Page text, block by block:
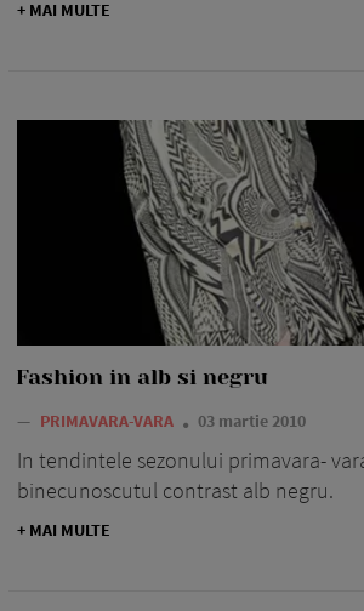
+ MAI MULTE
Fashion in alb si negru
— PRIMAVARA-VARA 03 martie 2010
In tendintele sezonului primavara-
binecunoscutul contrast alb negru.
+ MAI MULTE